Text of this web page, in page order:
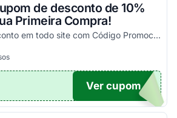
de desconto de 10%
Primeira Compra!
Ganhe 10% de desconto em todo site com Código Promocional Karsten. Válido apenas 1 utilização por CPF. Só aqui no Agora Cupom você economiza tanto!
funcionou
OM10
Ver cupom